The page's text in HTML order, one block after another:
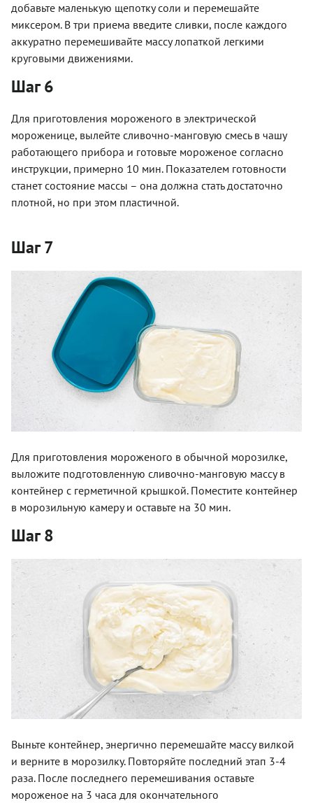
добавьте маленькую щепотку соли и перемешайте
миксером. В три приема введите сливки, после каждого
аккуратно перемешивайте массу лопаткой легкими
круговыми движениями.
Шаг 6
Для приготовления мороженого в электрической
мороженице, вылейте сливочно-манговую смесь в чашу
работающего прибора и готовьте мороженое согласно
инструкции, примерно 10 мин. Показателем готовности
станет состояние массы – она должна стать достаточно
плотной, но при этом пластичной.
Шаг 7
Для приготовления мороженого в обычной морозилке,
выложите подготовленную сливочно-манговую массу в
контейнер с герметичной крышкой. Поместите контейнер
в морозильную камеру и оставьте на 30 мин.
Шаг 8
Выньте контейнер, энергично перемешайте массу вилкой
и верните в морозилку. Повторяйте последний этап 3-4
раза. После последнего перемешивания оставьте
мороженое на 3 часа для окончательного